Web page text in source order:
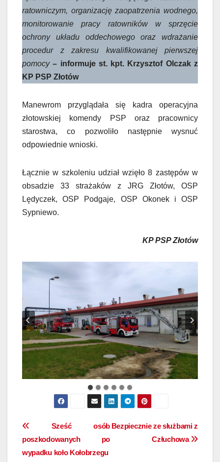
ratowniczym, organizację zaopatrzenia wodnego,
monitorowanie pracy ratowników w sprzęcie
ochrony układu oddechowego oraz wdrażanie
procedur z zakresu kwalifikowanej pierwszej
pomocy – informuje st. kpt. Krzysztof Olczak z
KP PSP Złotów
Manewrom przyglądała się kadra operacyjna
złotowskiej komendy PSP oraz pracownicy
starostwa, co pozwoliło następnie wysnuć
odpowiednie wnioski.
Łącznie w szkoleniu udział wzięło 8 zastępów w
obsadzie 33 strażaków z JRG Złotów, OSP
Lędyczek, OSP Podgaje, OSP Okonek i OSP
Sypniewo.
KP PSP Złotów
Nawigacja
wpisu
Bezpiecznie ze służbami z
Człuchowa
Sześć osób
poszkodowanych po
wypadku koło Kołobrzegu